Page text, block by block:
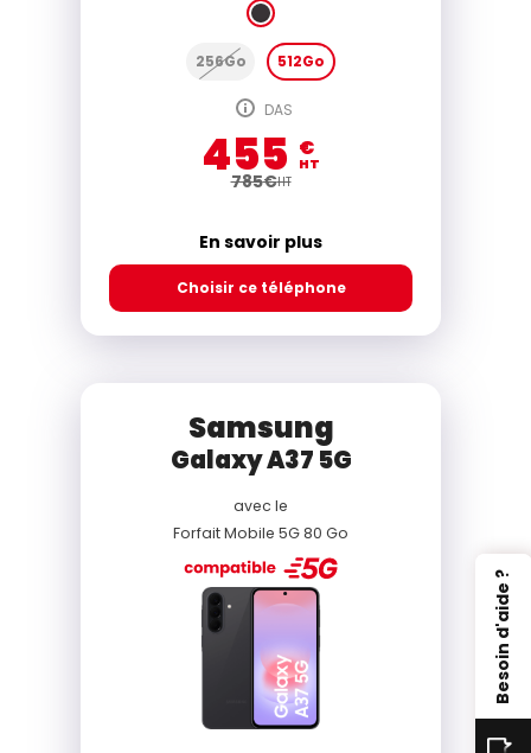
Besoin d'aide ?
256Go 512Go
DAS
455 €
HT
785€HT
En savoir plus
Choisir ce téléphone
Samsung
Galaxy A37 5G
avec le
Forfait Mobile 5G 80 Go